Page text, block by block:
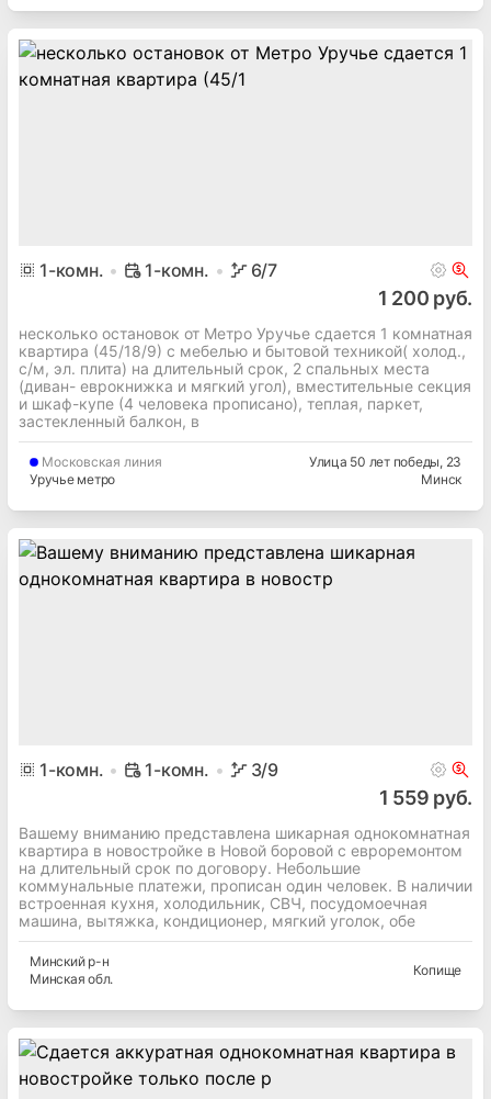
1-комн. 1-комн. 6/7
1 200 руб.
несколько остановок от Метро Уручье сдается 1 комнатная
квартира (45/18/9) с мебелью и бытовой техникой( холод.,
с/м, эл. плита) на длительный срок, 2 спальных места
(диван- еврокнижка и мягкий угол), вместительные секция
и шкаф-купе (4 человека прописано), теплая, паркет,
застекленный балкон, в
Московская линия
Уручье метро
Улица 50 лет победы, 23
Минск
1-комн. 1-комн. 3/9
1 559 руб.
Вашему вниманию представлена шикарная однокомнатная
квартира в новостройке в Новой боровой с евроремонтом
на длительный срок по договору. Небольшие
коммунальные платежи, прописан один человек. В наличии
встроенная кухня, холодильник, СВЧ, посудомоечная
машина, вытяжка, кондиционер, мягкий уголок, обе
Минскийр-н
Минская обл.
Копище